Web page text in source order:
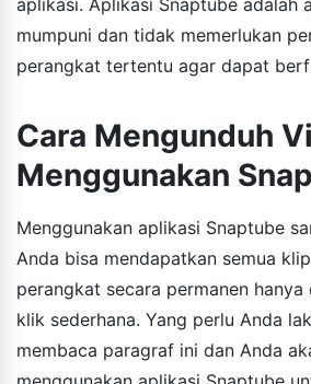
mumpuni dan tidak memerlukan
perangkat tertentu agar dapat
Cara Mengunduh
Menggunakan
Menggunakan aplikasi Snaptube
Anda bisa mendapatkan semua
perangkat secara permanen hanya
klik sederhana. Yang perlu Anda
membaca paragraf ini dan Anda